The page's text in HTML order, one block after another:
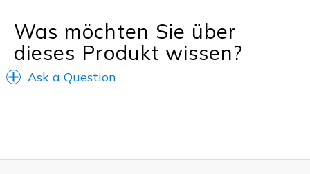
Was möchten Sie über
dieses Produkt wissen?
Ask a Question